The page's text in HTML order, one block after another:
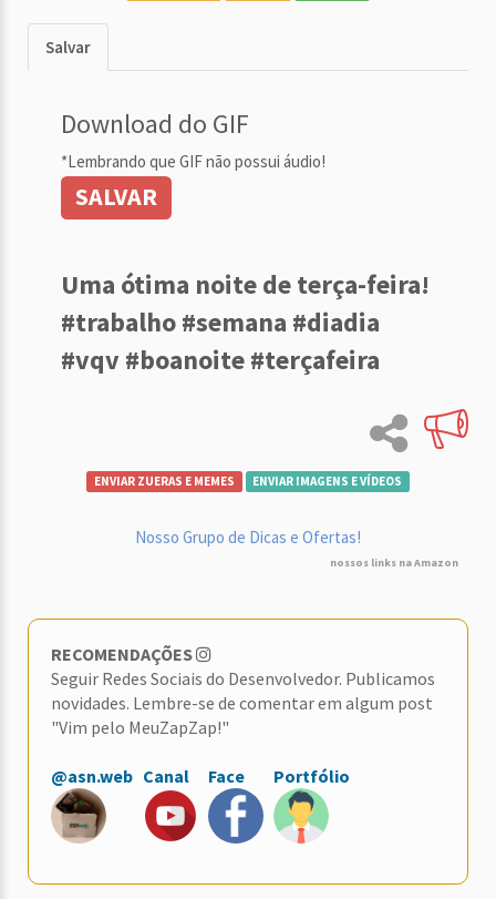
Salvar
Download do GIF
*Lembrando que GIF não possui áudio!
SALVAR
Uma ótima noite de terça-feira!
#trabalho #semana #diadia
#vqv #boanoite #terçafeira
ENVIAR ZUERAS E MEMES ENVIAR IMAGENS E VÍDEOS
Nosso Grupo de Dicas e Ofertas!
nossos links na Amazon
RECOMENDAÇÕES
Seguir Redes Sociais do Desenvolvedor. Publicamos
novidades. Lembre-se de comentar em algum post
"Vim pelo MeuZapZap!"
@asn.web Canal Face Portfólio